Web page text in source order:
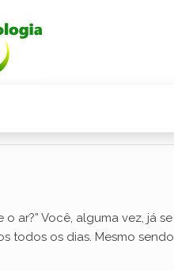
o ar?” Você, alguma vez, já
todos os dias. Mesmo